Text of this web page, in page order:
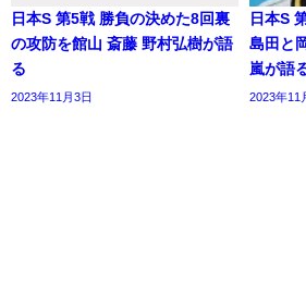
日本S 第5戦 勝負の決めた8回裏
の攻防を館山 斎藤 野村弘樹が語
る
2023年11月3日
日本S
島田と
嵐が語
2023年11